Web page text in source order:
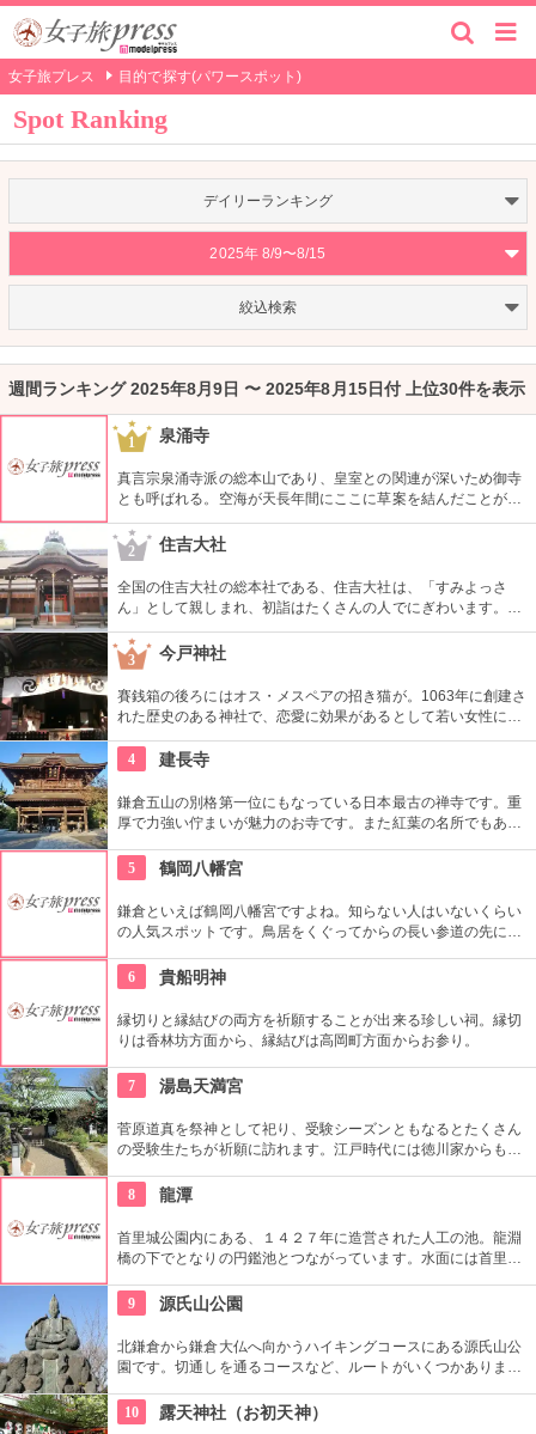
女子旅プレス 目的で探す(パワースポット)
Spot Ranking
デイリーランキング
2025年 8/9〜8/15
絞込検索
週間ランキング 2025年8月9日 〜 2025年8月15日付 上位30件を表示
1 泉涌寺
真言宗泉涌寺派の総本山であり、皇室との関連が深いため御寺
とも呼ばれる。空海が天長年間にここに草案を結んだことが起
こりとされている。境内には、重要文化財である仏殿などがあ
る。
2 住吉大社
全国の住吉大社の総本社である、住吉大社は、「すみよっさ
ん」として親しまれ、初詣はたくさんの人でにぎわいます。常
勝守やうさぎ守など、珍しいお守りやかわいいお守りなど、
数々のお守りが揃っています。参拝の際には、忘れずに手に入
れて。
3 今戸神社
賽銭箱の後ろにはオス・メスペアの招き猫が。1063年に創建さ
れた歴史のある神社で、恋愛に効果があるとして若い女性に人
気。訪れた際には、かわいい招き猫がデザインされたお守りを
購入してみては？
4 建長寺
鎌倉五山の別格第一位にもなっている日本最古の禅寺です。重
厚で力強い佇まいが魅力のお寺です。また紅葉の名所でもあ
めの1つ。静かなお堂で自分の呼吸の音だけに耳を傾け、無心
の境地を目指します。
5 鶴岡八幡宮
鎌倉といえば鶴岡八幡宮ですよね。知らない人はいないくらい
の人気スポットです。鳥居をくぐってからの長い参道の先に見
知られる大銀杏も現在再建中ではありますが、有名です。
6 貴船明神
縁切りと縁結びの両方を祈願することが出来る珍しい祠。縁切
りは香林坊方面から、縁結びは高岡町方面からお参り。
7 湯島天満宮
菅原道真を祭神として祀り、受験シーズンともなるとたくさん
の受験生たちが祈願に訪れます。江戸時代には徳川家からも尊
おり、境内には約300本もの梅があり、毎年時期になるとかぐ
わしい香りを漂わせます。2月上旬〜3月上旬には梅祭りも開催
されて賑わいます。
8 龍潭
首里城公園内にある、１４２７年に造営された人工の池。龍淵
橋の下でとなりの円鑑池とつながっています。水面には首里城
ちがいい場所なので、市民の憩いの場となっています。
9 源氏山公園
北鎌倉から鎌倉大仏へ向かうハイキングコースにある源氏山公
園です。切通しを通るコースなど、ルートがいくつかありま
い道を登る場合も。公園中央の頼朝像がシンボルです。
10 露天神社（お初天神）